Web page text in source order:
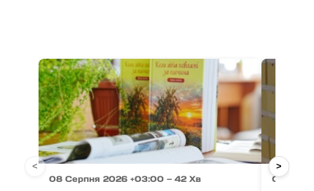
08 Серпня 2026 +03:00 — 42 Хв 08
< >